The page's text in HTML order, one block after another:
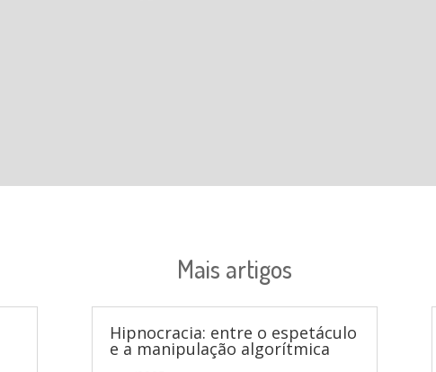
Mais artigos
Hipnocracia: entre o espetáculo
e a manipulação algorítmica